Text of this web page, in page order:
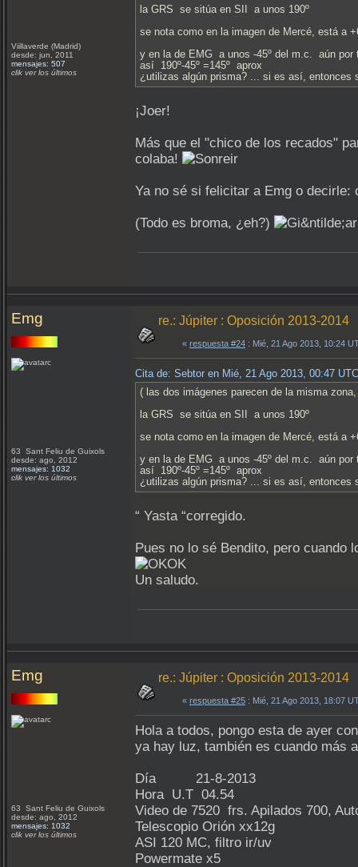
Viillaverde (Madrid)
desde: jun, 2011
mensajes: 507
clik ver los últimos
la GRS se sitúa en SII a unos 190º
se nota como en la imagen de Mercé, está a
y en la de EMG a unos -45º del m.c. aún
así 190º-45º =145º aprox
¿utilizas algún prisma? ... si es así, entonces
¡Joer!
Más que el "chico de los recados"
colaba!
Ya no sé si felicitar a Emg o
(Todo es broma, ¿eh?)
Emg
63 Sant Feliu de Guixols
desde: ago, 2012
mensajes: 1032
clik ver los últimos
re.: Júpiter : Oposición 2013-2014
« respuesta #24 : Mié, 21 Ago 2013, 10:24
Cita de: Sebtor en Mié, 21 Ago 2013, 00:47 UTC
( las dos imágenes parecen de la misma
la GRS se sitúa en SII a unos 190º
se nota como en la imagen de Mercé, está a
y en la de EMG a unos -45º del m.c. aún
así 190º-45º =145º aprox
¿utilizas algún prisma? ... si es así, entonces
“ Yasta “corregido.
Pues no lo sé Bendito, pero
Un saludo.
Emg
63 Sant Feliu de Guixols
desde: ago, 2012
mensajes: 1032
clik ver los últimos
re.: Júpiter : Oposición 2013-2014
« respuesta #25 : Mié, 21 Ago 2013, 18:07
Hola a todos, pongo esta de ayer
ya hay luz, también es cuando más
Día 21-8-2013
Hora U.T 04.54
Video de 7520 frs. Apilados 700,
Telescopio Orión xx12g
ASI 120 MC, filtro ir/uv
Powermate x5